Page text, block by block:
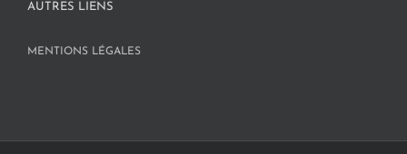
AUTRES LIENS
MENTIONS LÉGALES